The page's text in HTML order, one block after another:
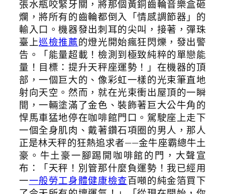
張水瓶咬緊牙關，將那個黃銅齒輪音樂盒砸
爛，將所有的齒輪都倒入「情感調節器」的
輸入口。機器發出刺耳的尖叫，接著，彈珠
臺上巡檢推薦的燈光開始瘋狂閃爍，發出警
告。「能量超載！檢測到極致純粹的單戀能
量！目標：提升天秤座運勢！」在機器的頂
部，一個巨大的、像彩虹一樣的光束筆直地
射向天空。然而，就在光束衝出屋頂的一瞬
間，一輛塗滿了金色、裝飾著巨大公牛角的
悍馬車猛地停在咖啡館門口。駕駛座上走下
一個全身肌肉、戴著鑽石項圈的男人，那人
正是林天秤的狂熱追求者——金牛座霸總牛土
豪。牛土豪一腳踢開咖啡館的門，大聲宣
布：「天秤！別管那什麼負運勢！我已經用
一一般勞工身體健康檢查百噸的純金箔買下